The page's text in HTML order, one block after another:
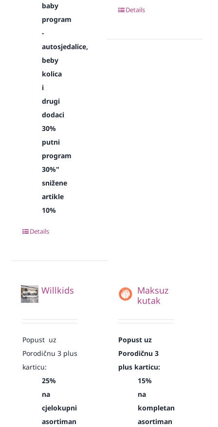
baby
program
-
autosjedalice,
beby
kolica
i
drugi
dodaci
30%
putni
program
30%"
snižene
artikle
10%
Details
Details
Willkids
Popust uz
Porodičnu 3 plus
karticu:
25%
na
cjelokupni
asortiman
Maksuz
kutak
Popust uz
Porodičnu 3
plus karticu:
15%
na
kompletan
asortiman